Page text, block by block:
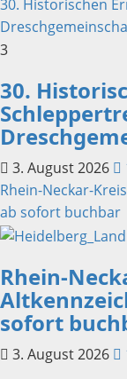
30. Historischen
3
30.
3. August 2026
Rhein-Neckar-
ab sofort buchbar
Rhein-
sofort
3. August 2026